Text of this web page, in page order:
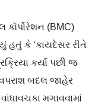
(BMC)
હતું કે ‘કાયદેસર રીતે
કર્યા પછી જ
બદલ જાહેર
મગાવવામાં